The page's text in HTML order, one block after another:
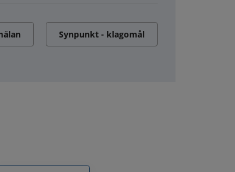
Synpunkt - klagomål